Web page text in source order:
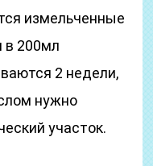
измельченные
в 200мл
2 недели,
нужно
участок.